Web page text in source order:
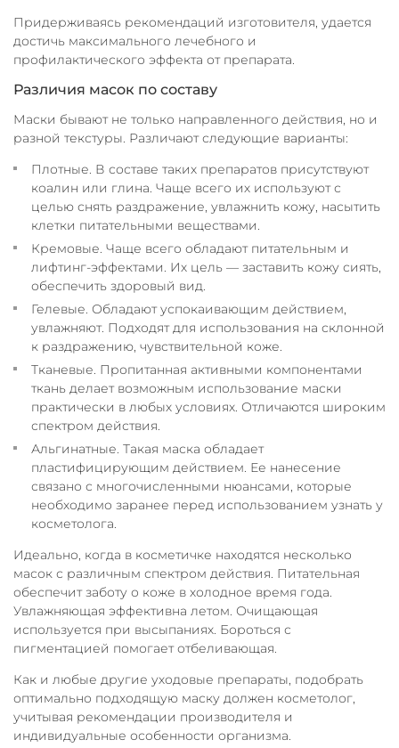
Придерживаясь рекомендаций изготовителя, удается
достичь максимального лечебного и
профилактического эффекта от препарата.
Различия масок по составу
Маски бывают не только направленного действия, но и
разной текстуры. Различают следующие варианты:
Плотные. В составе таких препаратов присутствуют
коалин или глина. Чаще всего их используют с
целью снять раздражение, увлажнить кожу, насытить
клетки питательными веществами.
Кремовые. Чаще всего обладают питательным и
лифтинг-эффектами. Их цель — заставить кожу сиять,
обеспечить здоровый вид.
Гелевые. Обладают успокаивающим действием,
увлажняют. Подходят для использования на склонной
к раздражению, чувствительной коже.
Тканевые. Пропитанная активными компонентами
ткань делает возможным использование маски
практически в любых условиях. Отличаются широким
спектром действия.
Альгинатные. Такая маска обладает
пластифицирующим действием. Ее нанесение
связано с многочисленными нюансами, которые
необходимо заранее перед использованием узнать у
косметолога.
Идеально, когда в косметичке находятся несколько
масок с различным спектром действия. Питательная
обеспечит заботу о коже в холодное время года.
Увлажняющая эффективна летом. Очищающая
используется при высыпаниях. Бороться с
пигментацией помогает отбеливающая.
Как и любые другие уходовые препараты, подобрать
оптимально подходящую маску должен косметолог,
учитывая рекомендации производителя и
индивидуальные особенности организма.